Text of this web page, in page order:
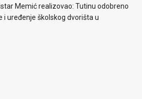
Memić realizovao: Tutinu odobreno
i uređenje školskog dvorišta u